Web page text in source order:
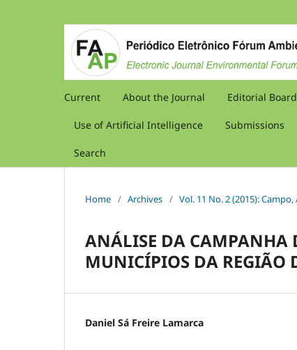
Current About the Journal Editorial Board
Use of Artificial Intelligence Submissions
Search
Home / Archives / Vol. 11 No. 2 (2015):
ANÁLISE DA CAMPANHA
MUNICÍPIOS DA REGIÃO
Daniel Sá Freire Lamarca